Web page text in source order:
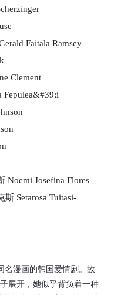
Faitala Ramsey
Josefina Flores
Tuitasi-
名漫画的韩国爱情剧。故
展开，她似乎背负着一种